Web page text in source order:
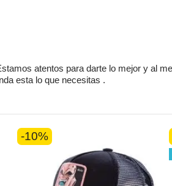
atentos para darte lo mejor y al
esta lo que necesitas .
-10%